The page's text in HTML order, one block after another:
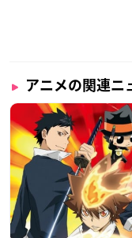
アニメの関連ニ